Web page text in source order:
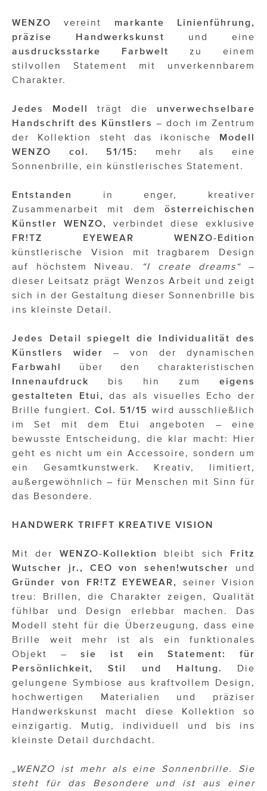
PRESS CONTACT
WENZO vereint
markante Linienführung,
präzise Handwerkskunst
und eine
ausdrucksstarke Farbwelt
zu einem
stilvollen Statement mit unverkennbarem
Charakter.
Jedes Modell trägt die unverwechselbare
Handschrift des Künstlers – doch im Zentrum
der Kollektion steht das ikonische Modell
WENZO col. 51/15:
mehr als eine
Sonnenbrille, ein künstlerisches Statement.
Entstanden
in enger, kreativer
Zusammenarbeit mit dem österreichischen
Künstler WENZO,
verbindet diese exklusive
FR!TZ EYEWEAR WENZO-Edition
künstlerische Vision mit tragbarem Design
auf höchstem Niveau.
“I create dreams“ –
dieser Leitsatz prägt Wenzos Arbeit und zeigt
sich in der Gestaltung dieser Sonnenbrille bis
ins kleinste Detail.
Jedes Detail spiegelt die Individualität des
Künstlers wider
– von der dynamischen
Farbwahl
über den charakteristischen
Innenaufdruck
bis hin zum eigens
gestalteten Etui,
das als visuelles Echo der
Brille fungiert. Col. 51/15 wird ausschließlich
im Set mit dem Etui angeboten – eine
bewusste Entscheidung, die klar macht: Hier
geht es nicht um ein Accessoire, sondern um
ein Gesamtkunstwerk. Kreativ, limitiert,
außergewöhnlich – für Menschen mit Sinn für
das Besondere.
HANDWERK TRIFFT KREATIVE VISION
Mit der WENZO-Kollektion bleibt sich Fritz
Wutscher jr., CEO von sehen!wutscher
und
Gründer von FR!TZ EYEWEAR,
seiner Vision
treu: Brillen, die Charakter zeigen, Qualität
fühlbar und Design erlebbar machen. Das
Modell steht für die Überzeugung, dass eine
Brille weit mehr ist als ein funktionales
Objekt – sie ist ein Statement: für
Persönlichkeit, Stil und Haltung.
Die
gelungene Symbiose aus kraftvollem Design,
hochwertigen Materialien und präziser
Handwerkskunst macht diese Kollektion so
einzigartig. Mutig, individuell und bis ins
kleinste Detail durchdacht.
„WENZO ist mehr als eine Sonnenbrille. Sie
steht für das Besondere und ist aus einer